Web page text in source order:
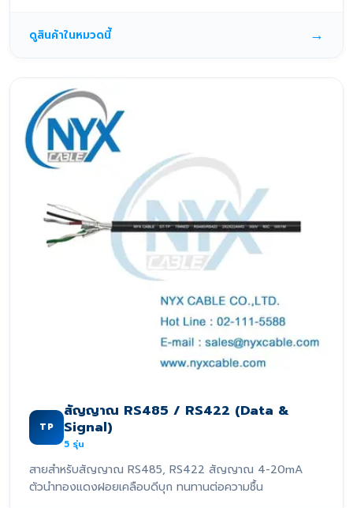
ดูสินค้าในหมวดนี้ →
TP
สัญญาณ RS485 / RS422 (Data &
Signal)
5 รุ่น
สายสำหรับสัญญาณ RS485, RS422 สัญญาณ 4-20mA
ตัวนำทองแดงฝอยเคลือบดีบุก ทนทานต่อความชื้น